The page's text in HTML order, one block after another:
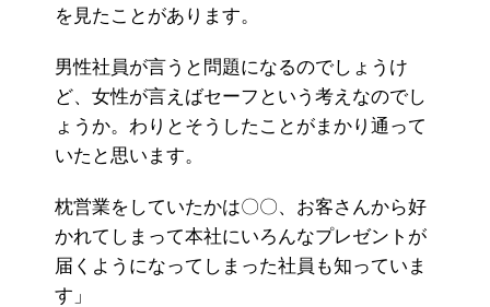
を見たことがあります。
男性社員が言うと問題になるのでしょうけ
ど、女性が言えばセーフという考えなのでし
ょうか。わりとそうしたことがまかり通って
いたと思います。
枕営業をしていたかは〇〇、お客さんから好
かれてしまって本社にいろんなプレゼントが
届くようになってしまった社員も知っていま
す」